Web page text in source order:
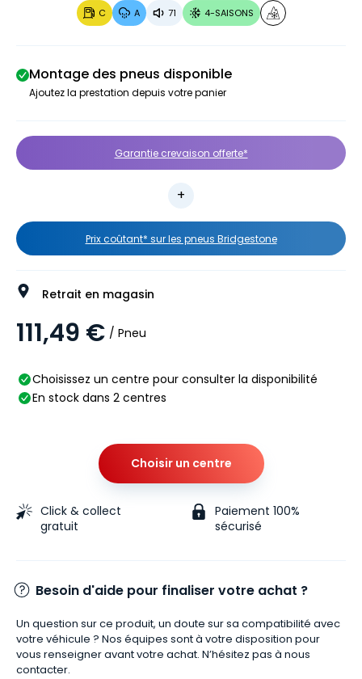
C A 71 4-SAISONS
Montage des pneus disponible
Ajoutez la prestation depuis votre panier
Garantie crevaison offerte*
Prix coûtant* sur les pneus Bridgestone
Retrait en magasin
111,49 € / Pneu
Choisissez un centre pour consulter la disponibilité
En stock dans 2 centres
Choisir un centre
Click & collect
gratuit
Paiement 100%
sécurisé
Besoin d'aide pour finaliser votre achat ?
Un question sur ce produit, un doute sur sa compatibilité avec
votre véhicule ? Nos équipes sont à votre disposition pour
vous renseigner avant votre achat. N’hésitez pas à nous
contacter.